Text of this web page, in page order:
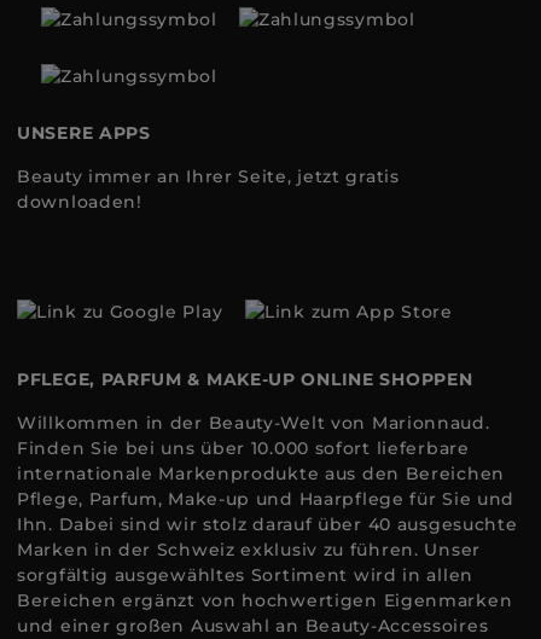
UNSERE APPS
Beauty immer an Ihrer Seite, jetzt gratis
downloaden!
PFLEGE, PARFUM & MAKE-UP ONLINE SHOPPEN
Willkommen in der Beauty-Welt von Marionnaud.
Finden Sie bei uns über 10.000 sofort lieferbare
internationale Markenprodukte aus den Bereichen
Pflege, Parfum, Make-up und Haarpflege für Sie und
Ihn. Dabei sind wir stolz darauf über 40 ausgesuchte
Marken in der Schweiz exklusiv zu führen. Unser
sorgfältig ausgewähltes Sortiment wird in allen
Bereichen ergänzt von hochwertigen Eigenmarken
und einer großen Auswahl an Beauty-Accessoires